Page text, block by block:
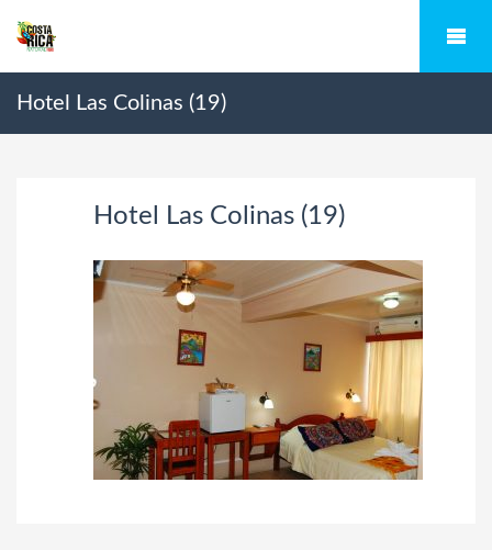
Hotel Las Colinas (19)
Hotel Las Colinas (19)